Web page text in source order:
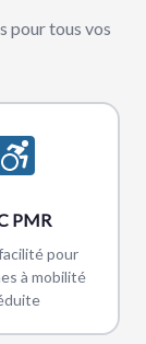
pour tous vos
PMR
pour
à mobilité